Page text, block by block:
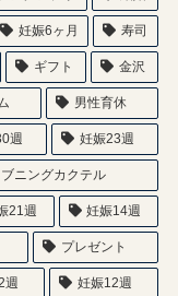
妊娠6ヶ月 寿司
ギフト 金沢
男性育休
週 妊娠23週
ニングカクテル
21週 妊娠14週
プレゼント
週 妊娠12週